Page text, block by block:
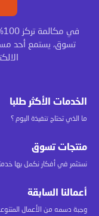
الخدمات الأكثر طلبا
ما الذي تحتاج تنفيذة اليوم ؟
منتجات تسوق
نستثمر في أفكار نكمل بها
أعمالنا السابقة
وجبة دسمه من الأعمال المتنوعة